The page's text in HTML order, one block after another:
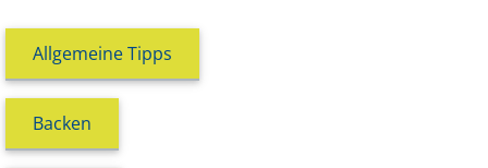
Allgemeine Tipps
Backen